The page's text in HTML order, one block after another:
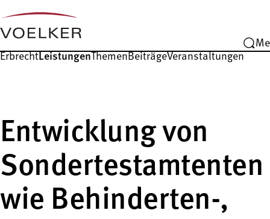
ErbrechtLeistungenThemenBeiträgeVeranstaltungen
Entwicklung von
Sondertestamtenten
wie Behinderten-,